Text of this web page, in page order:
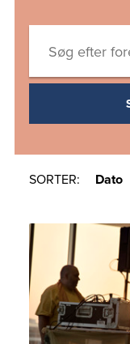
SORTER: Dato